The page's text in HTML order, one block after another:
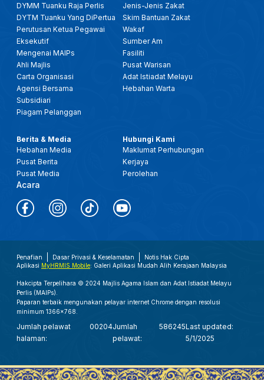
DYMM Tuanku Raja Perlis
DYTM Tuanku Yang DiPertua
Perutusan Ketua Pegawai
Eksekutif
Mengenai MAIPs
Ahli Majlis
Carta Organisasi
Agensi Bersama
Subsidiari
Piagam Pelanggan
Jenis-Jenis Zakat
Skim Bantuan Zakat
Wakaf
Sumber Am
Fasiliti
Pusat Warisan
Adat Istiadat Melayu
Hebahan Warta
Berita & Media
Hebahan Media
Pusat Berita
Pusat Media
Acara
Hubungi Kami
Maklumat Perhubungan
Kerjaya
Perolehan
Penafian Dasar Privasi & Keselamatan
Notis Hak Cipta
Aplikasi MyHRMIS Mobile: Galeri Aplikasi Mudah Alih Kerajaan Malaysia
Hakcipta Terpelihara © 2024 Majlis Agama Islam dan Adat Istiadat Melayu
Perlis (MAIPs).
Paparan terbaik mengunakan pelayar internet Chrome dengan resolusi
minimum 1366x768.
Jumlah pelawat
halaman:
00204Jumlah
pelawat:
586245Last updated:
5/1/2025